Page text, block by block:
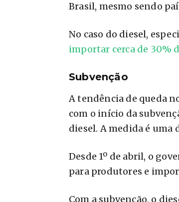
Brasil, mesmo sendo
No caso do diesel,
importar cerca de 30%
Subvenção
A tendência de queda
com o início da
diesel. A medida é uma
Desde 1º de abril, o
para produtores e
Com a subvenção, o